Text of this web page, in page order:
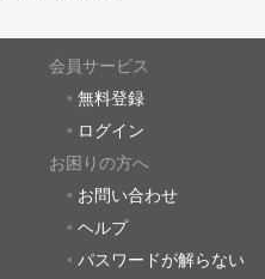
会員サービス
無料登録
ログイン
お困りの方へ
お問い合わせ
ヘルプ
パスワードが解らない